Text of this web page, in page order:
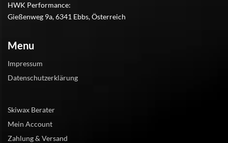
HWK Performance:
Gießenweg 9a, 6341 Ebbs, Österreich
Menu
Impressum
Datenschutzerklärung
Skiwax Berater
Mein Account
Zahlung & Versand